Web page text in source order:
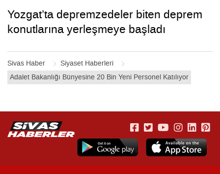
Sivas Haber
Siyaset Haberleri
Adalet Bakanlığı Bünyesine 20 Bin Yeni Personel Katılıyor
Yozgat’ta depremzedeler biten deprem
konutlarına yerleşmeye başladı